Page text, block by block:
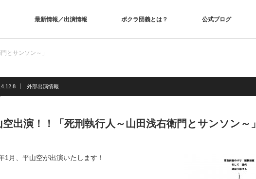
最新情報／出演情報 ボクラ団義とは？ 公式ブログ
とサンソン～」
外部出演情報
空出演！！「死刑執行人～山田浅右衛門とサンソン～」
1月、平山空が出演いたします！